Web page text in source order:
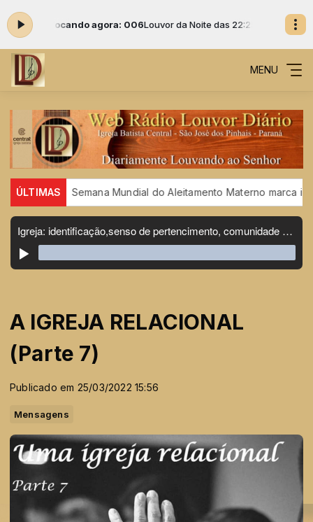
-Tocando agora: 006Louvor da Noite das 22:25 às 00:00 -
MENU
ÚLTIMAS
Semana Mundial do Aleitamento Materno marca início do
A IGREJA RELACIONAL
(Parte 7)
Publicado em 25/03/2022 15:56
Mensagens